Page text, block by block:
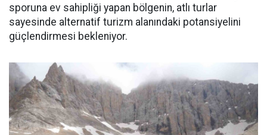
sporuna ev sahipliği yapan bölgenin, atlı turlar
sayesinde alternatif turizm alanındaki potansiyelini
güçlendirmesi bekleniyor.